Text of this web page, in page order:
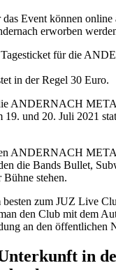
Event können online
erworben
Tagesticket für die
in der Regel 30 Euro.
ANDERNACH
19. und 20. Juli 2021
ANDERNACH
die Bands Bullet,
Bühne stehen.
besten zum JUZ Live
den Club mit dem
an den öffentlichen
in